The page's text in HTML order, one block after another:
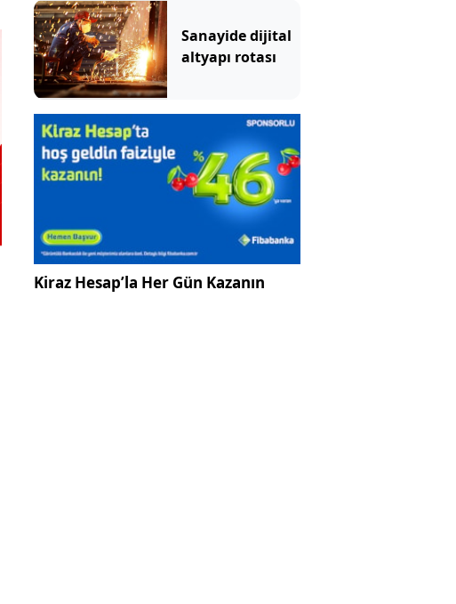
Sanayide dijital
altyapı rotası
Kiraz Hesap’la Her Gün Kazanın